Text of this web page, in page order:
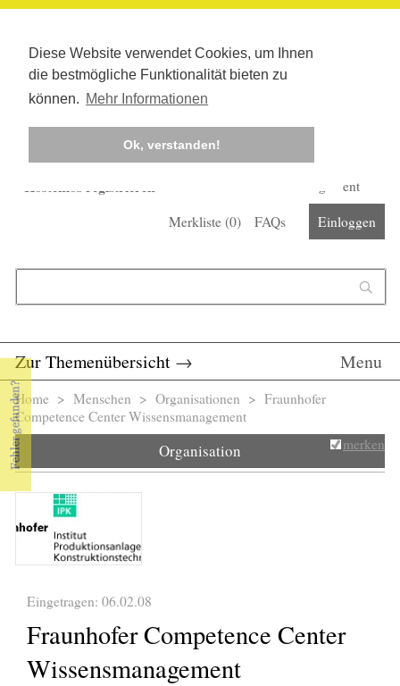
Diese Website verwendet Cookies, um Ihnen
die bestmögliche Funktionalität bieten zu
können. Mehr Informationen
Ok, verstanden!
Kostenlos registrieren
Corona-Management
Merkliste (0) FAQs Einloggen
Zur Themenübersicht → Menu
Sie sind hier
Home > Menschen > Organisationen > Fraunhofer
Competence Center Wissensmanagement
Organisation merken
Eingetragen: 06.02.08
Fraunhofer Competence Center
Wissensmanagement